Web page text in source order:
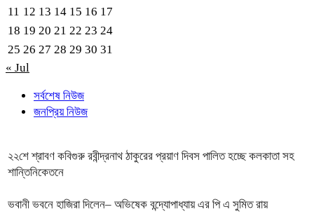
11 12 13 14 15 16 17
18 19 20 21 22 23 24
25 26 27 28 29 30 31
« Jul
সর্বশেষ নিউজ
জনপ্রিয় নিউজ
২২শে শ্রাবণ কবিগুরু রবীন্দ্রনাথ ঠাকুরের প্রয়াণ দিবস পালিত হচ্ছে কলকাতা সহ
শান্তিনিকেতনে
ভবানী ভবনে হাজিরা দিলেন– অভিষেক বন্দ্যোপাধ্যায় এর পি এ সুমিত রায়